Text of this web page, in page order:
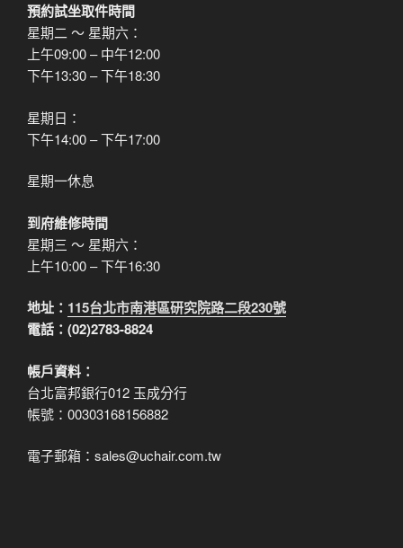
預約試坐取件時間
星期二 ～ 星期六：
上午09:00 – 中午12:00
下午13:30 – 下午18:30
星期日：
下午14:00 – 下午17:00
星期一休息
到府維修時間
星期三 ～ 星期六：
上午10:00 – 下午16:30
地址： 115台北市南港區研究院路二段230號
電話：(02)2783-8824
帳戶資料：
台北富邦銀行012 玉成分行
帳號：00303168156882
電子郵箱：sales@uchair.com.tw